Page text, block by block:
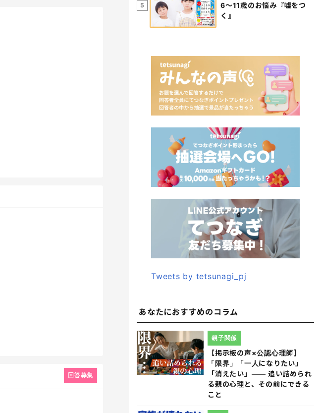
回答募集
5
6～11歳のお悩み『嘘をつ
く』
Tweets by tetsunagi_pj
あなたにおすすめのコラム
【掲示板の声×公認心理師】
「限界」「一人になりたい」
「消えたい」―― 追い詰められ
る親の心理と、その前にできる
こと
親子関係